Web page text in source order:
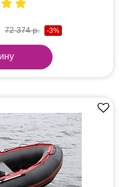
72 374 р. -3%